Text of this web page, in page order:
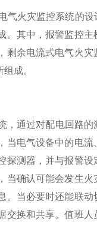
火灾监控系统的设
其中，报警监控主
余电流式电气火
成。
通过对配电回路的
电气设备中的电
测器，并与报警
确认可能会发生火
当必要时还能联
换和共享。值班